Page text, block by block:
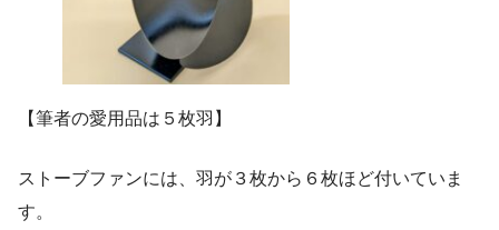
【筆者の愛用品は５枚羽】
ストーブファンには、羽が３枚から６枚ほど付いていま
す。